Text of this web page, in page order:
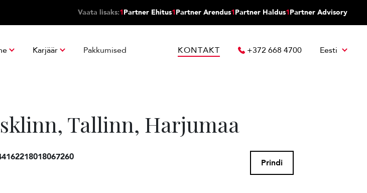
Vaata lisaks:1Partner Ehitus1Partner Arendus1Partner Haldus1Partner Advisory
Karjäär Pakkumised KONTAKT +372 668 4700 Eesti
Tallinn, Harjumaa
Prindi